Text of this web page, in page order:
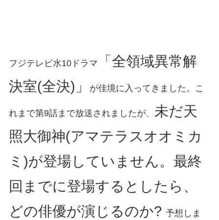
フジテレビ水10ドラマ
「全領域異常解
決室(全決)」
が佳境に入ってきました。こ
れまで第9話まで放送されましたが、 未だ天
照大御神(アマテラスオオミカ
ミ)が登場していません。最終
回までに登場するとしたら、
どの俳優が演じるのか? 予想しま